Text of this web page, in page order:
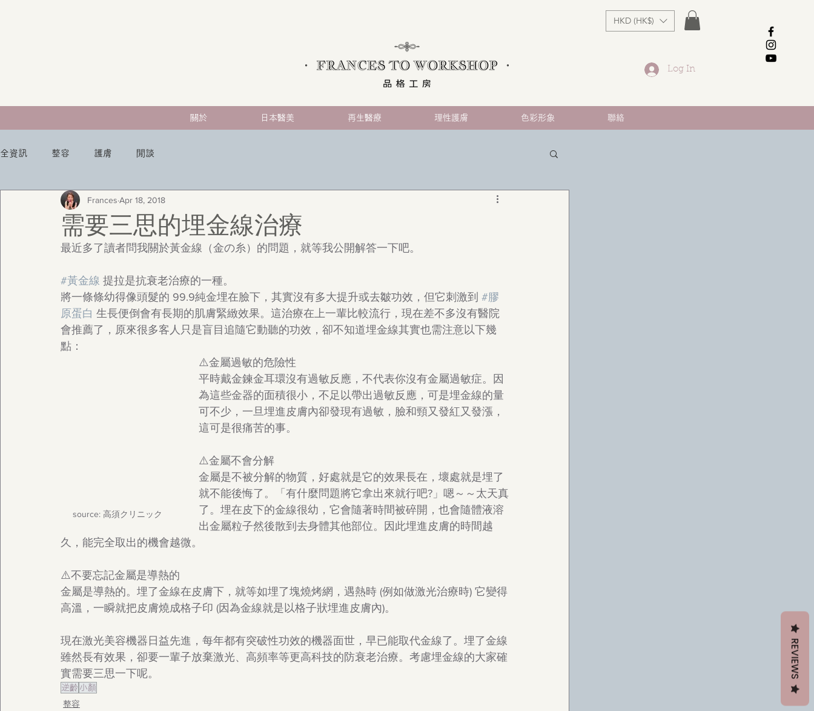
HKD (HK$)
Log In
關於 日本醫美 再生醫療 理性護膚 色彩形象 聯絡
全資訊 整容 護膚 閒談
需要三思的埋金線治療
Frances Apr 18, 2018
最近多了讀者問我關於黃金線（金の糸）的問題，就等我公開解答一下吧。
#黃金線 提拉是抗衰老治療的一種。
將一條條幼得像頭髮的 99.9純金埋在臉下，其實沒有多大提升或去皺功效，但它刺激到 #膠
原蛋白 生長便倒會有長期的肌膚緊緻效果。這治療在上一輩比較流行，現在差不多沒有醫院
會推薦了，原來很多客人只是盲目追隨它動聽的功效，卻不知道埋金線其實也需注意以下幾
點：
source: 高須クリニック
⚠️金屬過敏的危險性
平時戴金鍊金耳環沒有過敏反應，不代表你沒有金屬過敏症。因
為這些金器的面積很小，不足以帶出過敏反應，可是埋金線的量
可不少，一旦埋進皮膚內卻發現有過敏，臉和頸又發紅又發漲，
這可是很痛苦的事。
⚠️金屬不會分解
金屬是不被分解的物質，好處就是它的效果長在，壞處就是埋了
就不能後悔了。「有什麼問題將它拿出來就行吧?」嗯～～太天真
了。埋在皮下的金線很幼，它會隨著時間被碎開，也會隨體液溶
出金屬粒子然後散到去身體其他部位。因此埋進皮膚的時間越
久，能完全取出的機會越微。
⚠️不要忘記金屬是導熱的
金屬是導熱的。埋了金線在皮膚下，就等如埋了塊燒烤網，遇熱時 (例如做激光治療時) 它變得
高溫，一瞬就把皮膚燒成格子印 (因為金線就是以格子狀埋進皮膚內)。
現在激光美容機器日益先進，每年都有突破性功效的機器面世，早已能取代金線了。埋了金線
雖然長有效果，卻要一輩子放棄激光、高頻率等更高科技的防衰老治療。考慮埋金線的大家確
實需要三思一下呢。
逆齡 小顏
整容
REVIEWS